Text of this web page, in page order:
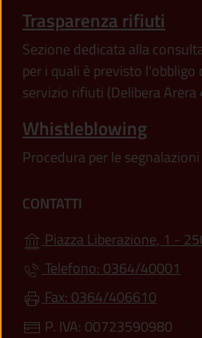
Trasparenza rifiuti
Sezione dedicata alla
per i quali è previsto l'obbligo
servizio rifiuti (Delibera
Whistleblowing
Procedura per le
CONTATTI
Piazza Liberazione, 1 -
Telefono: 0364/40001
Fax: 0364/406610
P. IVA: 00723590980